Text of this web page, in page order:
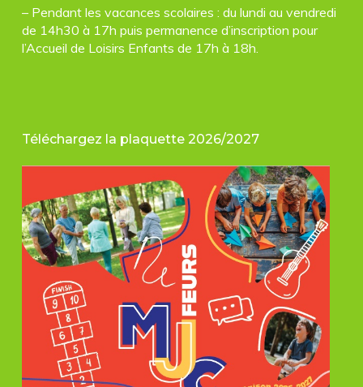
– Pendant les vacances scolaires : du lundi au vendredi
de 14h30 à 17h puis permanence d’inscription pour
l’Accueil de Loisirs Enfants de 17h à 18h.
Téléchargez la plaquette 2026/2027